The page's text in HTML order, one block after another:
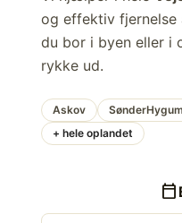
og effektiv fjernelse
du bor i byen eller i
rykke ud.
Askov SønderHygum
+ hele oplandet
calendar_today